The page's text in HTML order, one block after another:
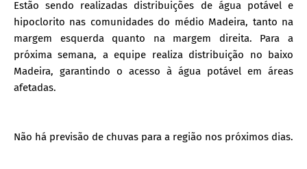
Estão sendo realizadas distribuições de água potável e
hipoclorito nas comunidades do médio Madeira, tanto na
margem esquerda quanto na margem direita. Para a
próxima semana, a equipe realiza distribuição no baixo
Madeira, garantindo o acesso à água potável em áreas
afetadas.
Não há previsão de chuvas para a região nos próximos dias.